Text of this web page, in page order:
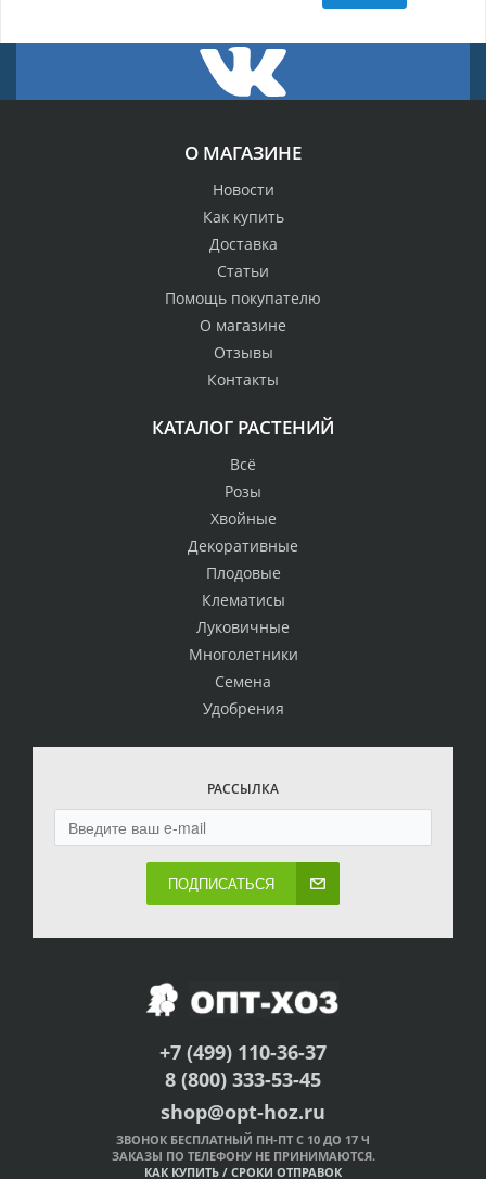
О МАГАЗИНЕ
Новости
Как купить
Доставка
Статьи
Помощь покупателю
О магазине
Отзывы
Контакты
КАТАЛОГ РАСТЕНИЙ
Всё
Розы
Хвойные
Декоративные
Плодовые
Клематисы
Луковичные
Многолетники
Семена
Удобрения
РАССЫЛКА
ПОДПИСАТЬСЯ
+7 (499) 110-36-37
8 (800) 333-53-45
shop@opt-hoz.ru
ЗВОНОК БЕСПЛАТНЫЙ ПН-ПТ С 10 ДО 17 Ч
ЗАКАЗЫ ПО ТЕЛЕФОНУ НЕ ПРИНИМАЮТСЯ.
КАК КУПИТЬ / СРОКИ ОТПРАВОК